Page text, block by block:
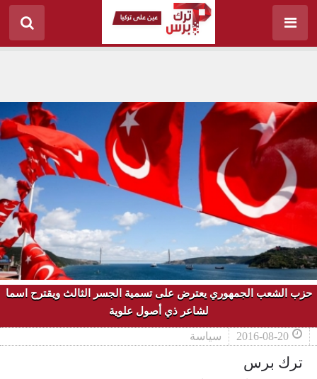
حزب الشعب الجمهوري يعترض على تسمية الجسر الثالث ويقترح اسما
لشاعر ذي أصول علوية
2016-08-20 سياسة
ترك برس